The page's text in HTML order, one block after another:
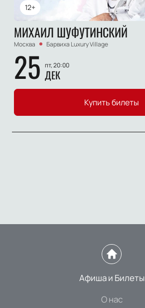
12+
МИХАИЛ ШУФУТИНСКИЙ
Москва Барвиха Luxury Village
25 пт, 20:00
ДЕК
Купить билеты
Афиша и Билеты
О нас